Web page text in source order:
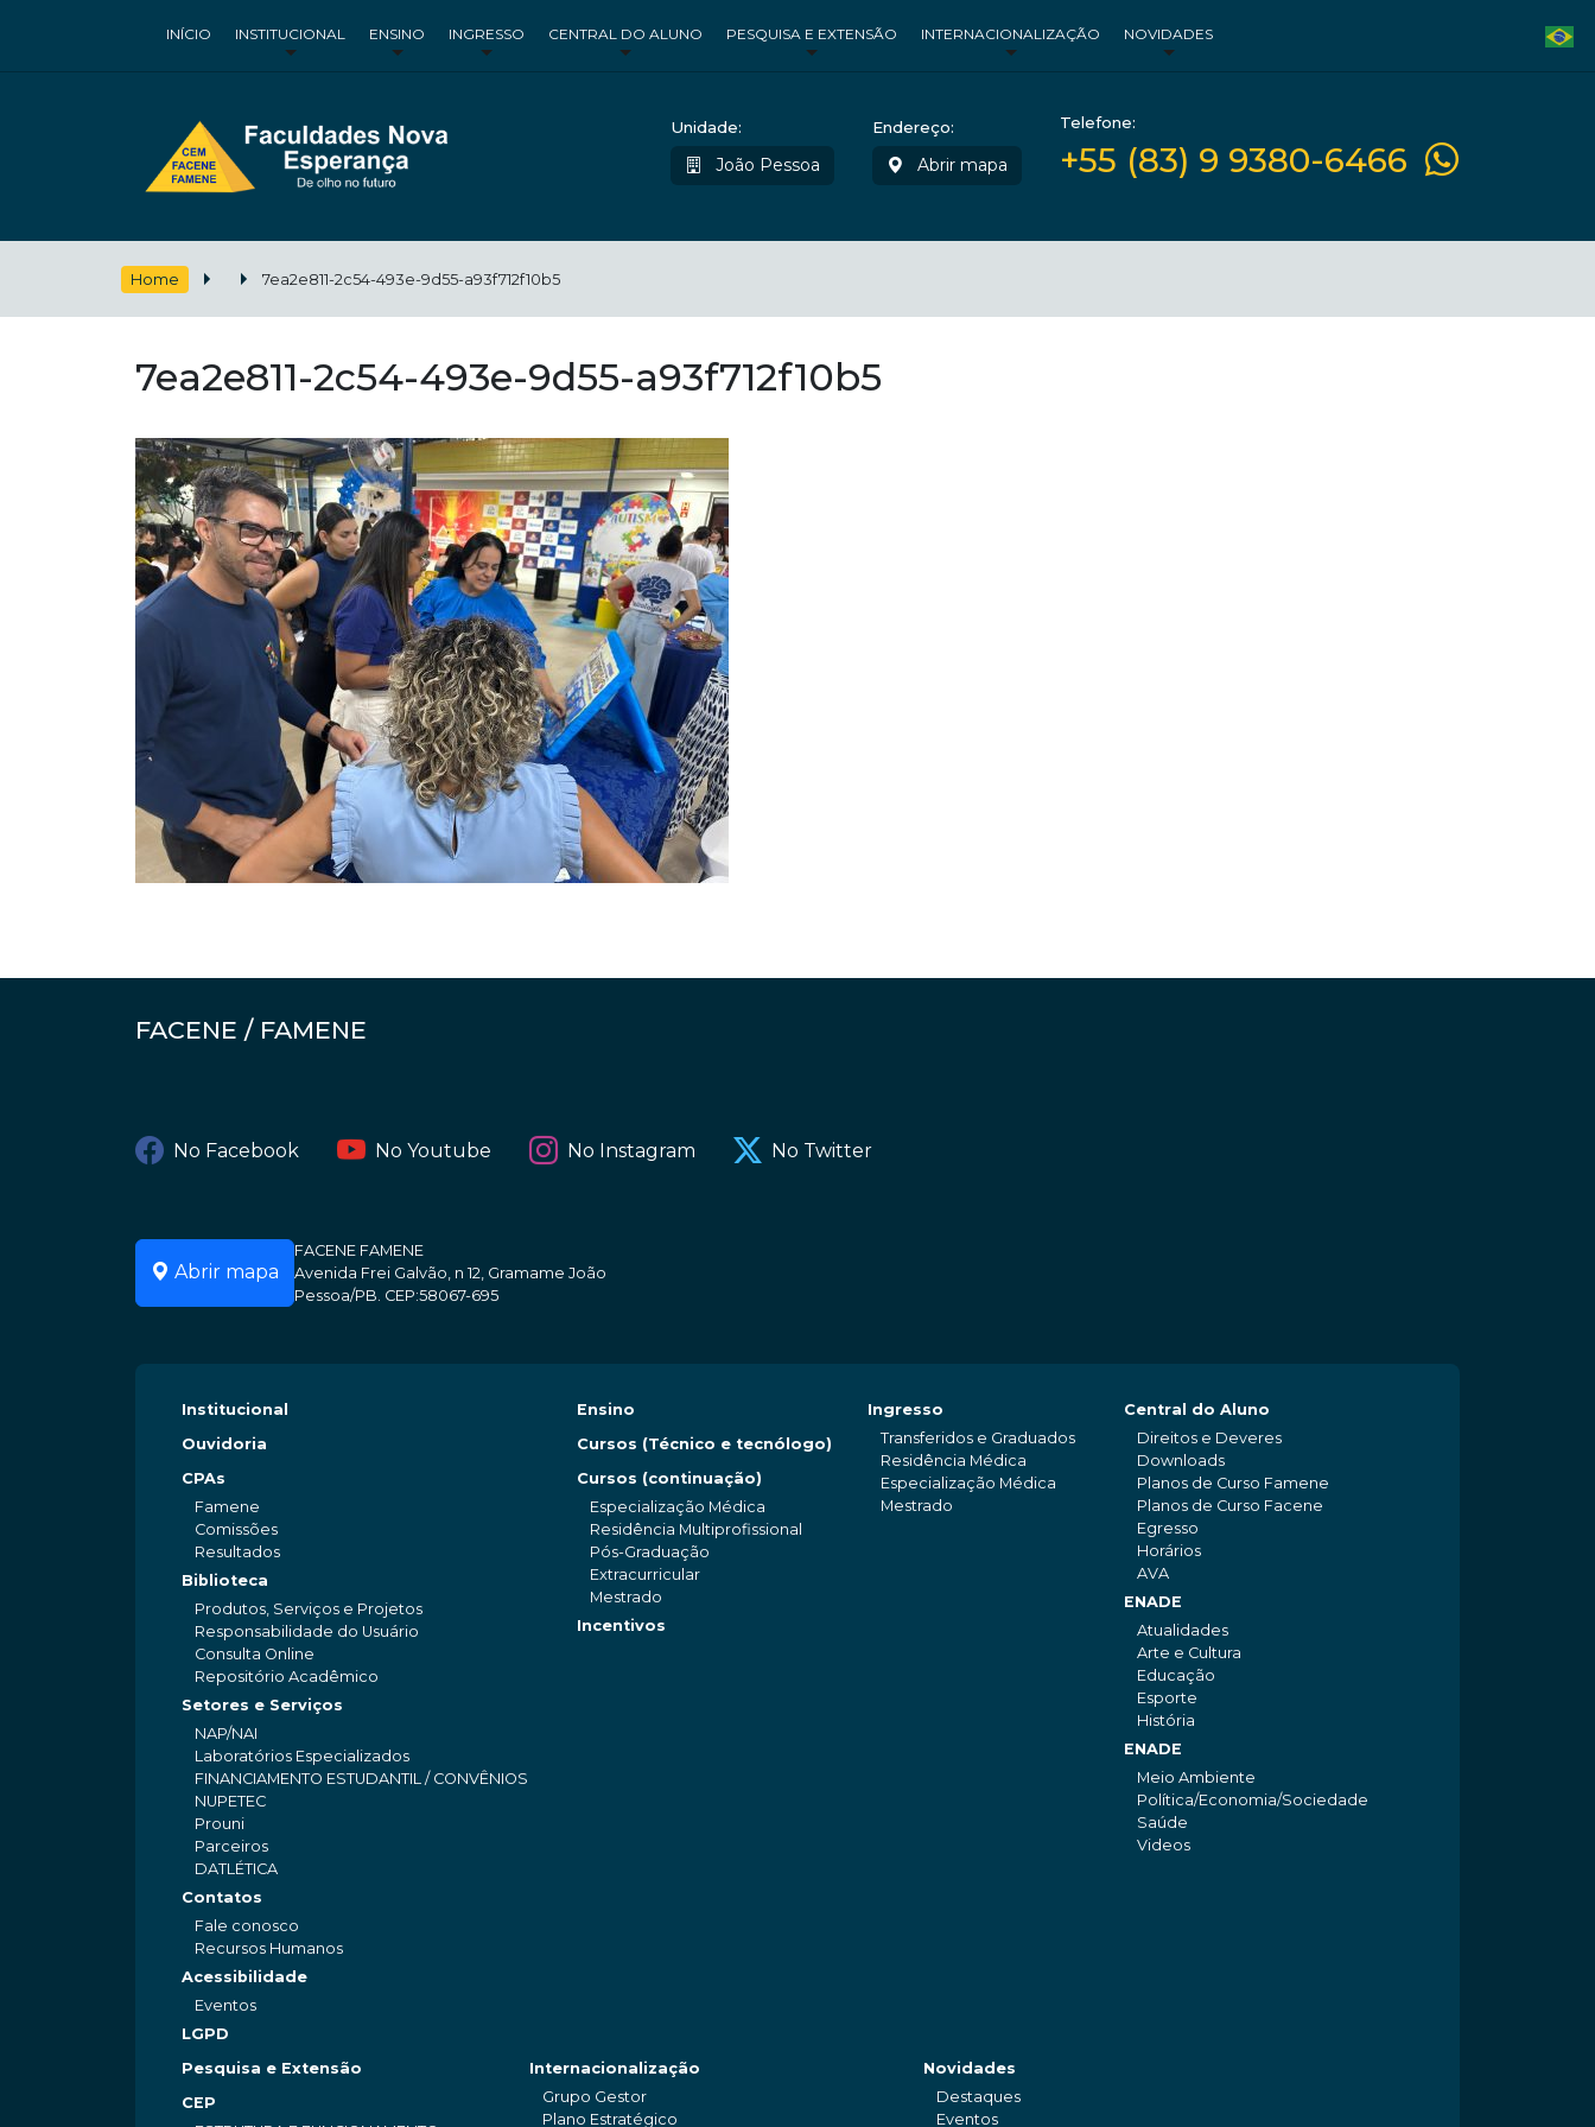
INÍCIO INSTITUCIONAL ENSINO INGRESSO CENTRAL DO ALUNO PESQUISA E EXTENSÃO INTERNACIONALIZAÇÃO NOVIDADES
Unidade:
João Pessoa
Endereço:
Abrir mapa
Telefone:
+55 (83) 9 9380-6466
Home 7ea2e811-2c54-493e-9d55-a93f712f10b5
7ea2e811-2c54-493e-9d55-a93f712f10b5
FACENE / FAMENE
No Facebook No Youtube No Instagram No Twitter
Abrir mapa
FACENE FAMENE
Avenida Frei Galvão, n 12, Gramame João
Pessoa/PB. CEP:58067-695
Institucional
Ouvidoria
CPAs
Famene
Comissões
Resultados
Biblioteca
Produtos, Serviços e Projetos
Responsabilidade do Usuário
Consulta Online
Repositório Acadêmico
Setores e Serviços
NAP/NAI
Laboratórios Especializados
FINANCIAMENTO ESTUDANTIL / CONVÊNIOS
NUPETEC
Prouni
Parceiros
DATLÉTICA
Contatos
Fale conosco
Recursos Humanos
Acessibilidade
Eventos
LGPD
Ensino
Cursos (Técnico e tecnólogo)
Cursos (continuação)
Especialização Médica
Residência Multiprofissional
Pós-Graduação
Extracurricular
Mestrado
Incentivos
Ingresso
Transferidos e Graduados
Residência Médica
Especialização Médica
Mestrado
Central do Aluno
Direitos e Deveres
Downloads
Planos de Curso Famene
Planos de Curso Facene
Egresso
Horários
AVA
ENADE
Atualidades
Arte e Cultura
Educação
Esporte
História
ENADE
Meio Ambiente
Política/Economia/Sociedade
Saúde
Videos
Pesquisa e Extensão
CEP
Internacionalização
Grupo Gestor
Plano Estratégico
Novidades
Destaques
Eventos